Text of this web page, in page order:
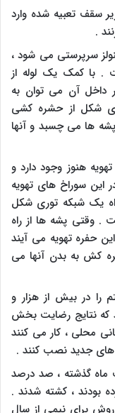
سقف تعبیه شده وارد
.
سرپرستی می شود ،
. با کمک یک لوله از
داخل آن می توان به
شکل از حشره کشی
پشه ها می چسبد و آنها
هنوز وجود دارد و
این سوراخ های تهویه
یک شبکه توری شکل
. وقتی پشه ها از راه
حفره تهویه می آیند
کش به بدن آنها می
را در بیش از هزار و
که نتایج رضایت بخش
محلی ، کار می کنند
های جدید نصب کنند .
ماه گذشته ، صد درصد
بودند ، کشته شدند .
برای نیمی از سال